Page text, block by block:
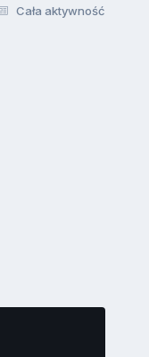
Cała aktywność